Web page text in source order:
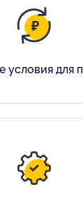
условия для